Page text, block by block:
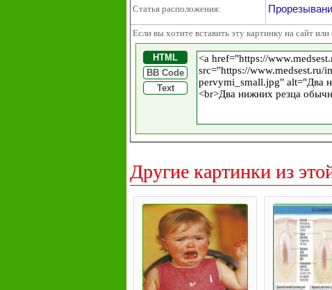
Статья расположения:
Если вы хотите вставить эту картинку на сайт
HTML
BB Code
Text
Другие картинки из